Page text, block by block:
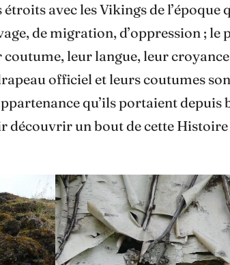
avec les Vikings de
de migration, d’oppression ;
leur langue, leur
officiel et leurs coutumes
qu’ils portaient
découvrir un bout de cette